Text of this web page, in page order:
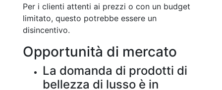
Per i clienti attenti ai prezzi o con un budget
limitato, questo potrebbe essere un
disincentivo.
Opportunità di mercato
La domanda di prodotti di
bellezza di lusso è in